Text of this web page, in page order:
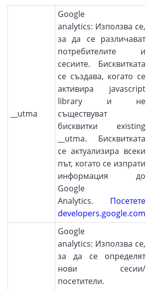
__utma
Google
analytics: Използва се,
за да се различават
потребителите и
сесиите. Бисквитката
се създава, когато се
активира javascript
library и не
съществуват
бисквитки existing
__utma. Бисквитката
се актуализира всеки
път, когато се изпрати
информация до
Google
Analytics. Посетете
developers.google.com
Google
analytics: Използва се,
за да се определят
нови сесии/
посетители.